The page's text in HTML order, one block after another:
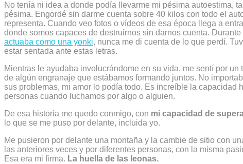
No tenía ni idea a donde podía llevarme mi pésima autoestima,
pésima. Engordé sin darme cuenta sobre 40 kilos con todo el
representa. Cuando veo fotos o vídeos de esa época llega a
donde somos capaces de destruirnos sin darnos cuenta.
actuaba como una yonki, nunca me di cuenta de lo que perdí.
estar sentada ante estas letras.
Mientras le ayudaba involucrándome en su vida, me sentí por un
de algún engranaje que estábamos formando juntos. No
sus problemas, mi amor lo podía todo. Es increíble la capacidad
personas cuando luchamos por algo o alguien.
De esa historia me quedo conmigo, con mi capacidad de
lo que se me puso por delante, incluida yo.
Me pusieron por delante una montaña y la cambie de sitio con
las anteriores veces y por diferentes personas, con la misma
Esa era mi firma. La huella de las leonas.